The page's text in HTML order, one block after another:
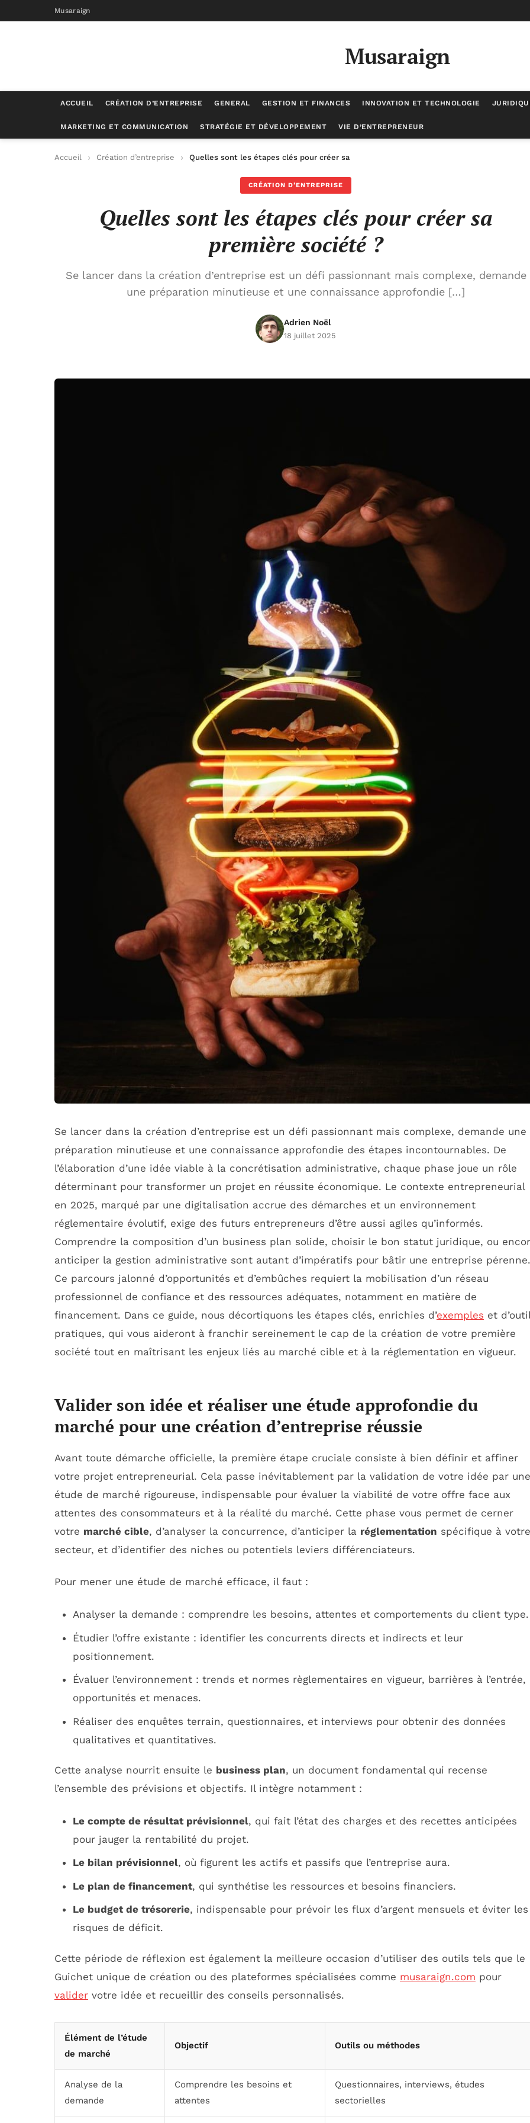
Musaraign
Musaraign
ACCUEIL CRÉATION D’ENTREPRISE GENERAL GESTION ET FINANCES INNOVATION ET TECHNOLOGIE
MARKETING ET COMMUNICATION STRATÉGIE ET DÉVELOPPEMENT VIE D’ENTREPRENEUR
Accueil Création d’entreprise Quelles sont les étapes clés pour créer sa première société ?
CRÉATION D’ENTREPRISE
Quelles sont les étapes clés pour créer sa
première société ?
Se lancer dans la création d’entreprise est un défi passionnant mais complexe, demande
une préparation minutieuse et une connaissance approfondie […]
Adrien Noël
18 juillet 2025
Se lancer dans la création d’entreprise est un défi passionnant mais complexe, demande une
préparation minutieuse et une connaissance approfondie des étapes incontournables. De
l’élaboration d’une idée viable à la concrétisation administrative, chaque phase joue un rôle
déterminant pour transformer un projet en réussite économique. Le contexte entrepreneurial
en 2025, marqué par une digitalisation accrue des démarches et un environnement
réglementaire évolutif, exige des futurs entrepreneurs d’être aussi agiles qu’informés.
Comprendre la composition d’un business plan solide, choisir le bon statut juridique, ou
anticiper la gestion administrative sont autant d’impératifs pour bâtir une entreprise pérenne.
Ce parcours jalonné d’opportunités et d’embûches requiert la mobilisation d’un réseau
professionnel de confiance et des ressources adéquates, notamment en matière de
financement. Dans ce guide, nous décortiquons les étapes clés, enrichies d’exemples et
pratiques, qui vous aideront à franchir sereinement le cap de la création de votre première
société tout en maîtrisant les enjeux liés au marché cible et à la réglementation en vigueur.
Valider son idée et réaliser une étude approfondie du
marché pour une création d’entreprise réussie
Avant toute démarche officielle, la première étape cruciale consiste à bien définir et affiner
votre projet entrepreneurial. Cela passe inévitablement par la validation de votre idée par une
étude de marché rigoureuse, indispensable pour évaluer la viabilité de votre offre face aux
attentes des consommateurs et à la réalité du marché. Cette phase vous permet de cerner
votre marché cible, d’analyser la concurrence, d’anticiper la réglementation spécifique à votre
secteur, et d’identifier des niches ou potentiels leviers différenciateurs.
Pour mener une étude de marché efficace, il faut :
Analyser la demande : comprendre les besoins, attentes et comportements du client type.
Étudier l’offre existante : identifier les concurrents directs et indirects et leur
positionnement.
Évaluer l’environnement : trends et normes règlementaires en vigueur, barrières à l’entrée,
opportunités et menaces.
Réaliser des enquêtes terrain, questionnaires, et interviews pour obtenir des données
qualitatives et quantitatives.
Cette analyse nourrit ensuite le business plan, un document fondamental qui recense
l’ensemble des prévisions et objectifs. Il intègre notamment :
Le compte de résultat prévisionnel, qui fait l’état des charges et des recettes anticipées
pour jauger la rentabilité du projet.
Le bilan prévisionnel, où figurent les actifs et passifs que l’entreprise aura.
Le plan de financement, qui synthétise les ressources et besoins financiers.
Le budget de trésorerie, indispensable pour prévoir les flux d’argent mensuels et éviter les
risques de déficit.
Cette période de réflexion est également la meilleure occasion d’utiliser des outils tels que le
Guichet unique de création ou des plateformes spécialisées comme musaraign.com pour
valider votre idée et recueillir des conseils personnalisés.
Élément de l’étude
de marché
Objectif Outils ou méthodes
Analyse de la
demande
Comprendre les besoins et
attentes
Questionnaires, interviews, études
sectorielles